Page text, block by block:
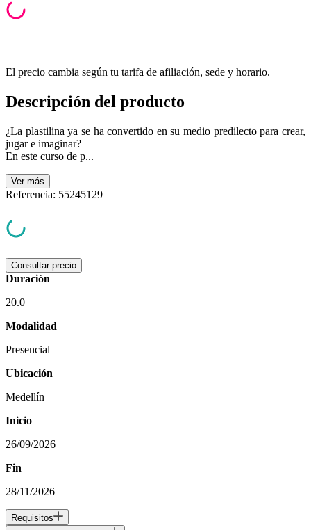
El precio cambia según tu tarifa de afiliación, sede y horario.
Descripción del producto
¿La plastilina ya se ha convertido en su medio predilecto para crear,
jugar e imaginar?
En este curso de p...
Ver más
Referencia: 55245129
Consultar precio
Duración
20.0
Modalidad
Presencial
Ubicación
Medellín
Inicio
26/09/2026
Fin
28/11/2026
Requisitos